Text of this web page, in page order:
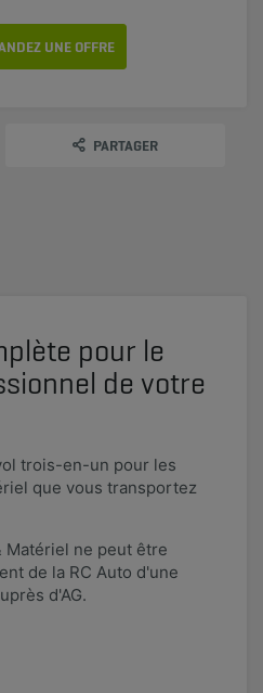
UNE OFFRE
PARTAGER
pour le
de votre
trois-en-un pour les
que vous transportez
Matériel ne peut être
de la RC Auto d'une
d'AG.